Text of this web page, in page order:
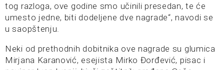
tog razloga, ove godine smo učinili presedan, te će
umesto jedne, biti dodeljene dve nagrade“, navodi se
u saopštenju.
Neki od prethodnih dobitnika ove nagrade su glumica
Mirjana Karanović, esejista Mirko Đorđević, pisac i